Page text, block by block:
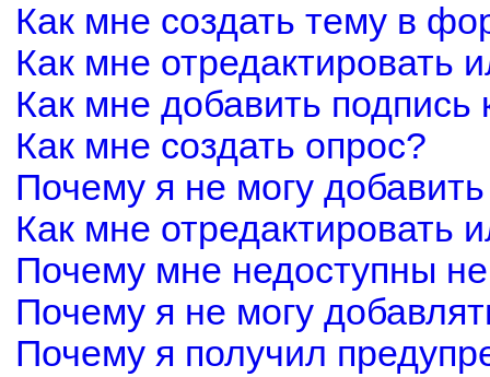
Как мне создать тему в
Как мне отредактировать
Как мне добавить
Как мне создать опрос?
Почему я не могу
Как мне отредактировать
Почему мне недоступны
Почему я не могу
Почему я получил